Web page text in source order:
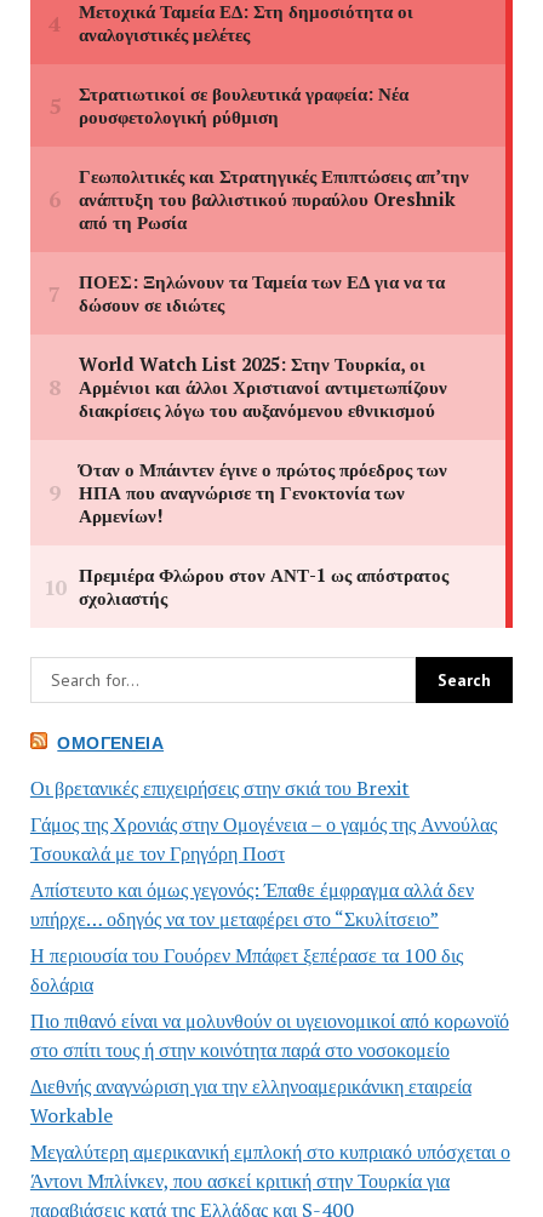
ΟΜΟΓΈΝΕΙΑ
Οι βρετανικές επιχειρήσεις στην σκιά του Brexit
Γάμος της Χρονιάς στην Ομογένεια – ο γαμός της Αννούλας
Τσουκαλά με τον Γρηγόρη Ποστ
Απίστευτο και όμως γεγονός: Έπαθε έμφραγμα αλλά δεν
υπήρχε… οδηγός να τον μεταφέρει στο “Σκυλίτσειο”
Η περιουσία του Γουόρεν Μπάφετ ξεπέρασε τα 100 δις
δολάρια
Πιο πιθανό είναι να μολυνθούν οι υγειονομικοί από κορωνοϊό
στο σπίτι τους ή στην κοινότητα παρά στο νοσοκομείο
Διεθνής αναγνώριση για την ελληνοαμερικάνικη εταιρεία
Workable
Μεγαλύτερη αμερικανική εμπλοκή στο κυπριακό υπόσχεται ο
Άντονι Μπλίνκεν, που ασκεί κριτική στην Τουρκία για
παραβιάσεις κατά της Ελλάδας και S-400